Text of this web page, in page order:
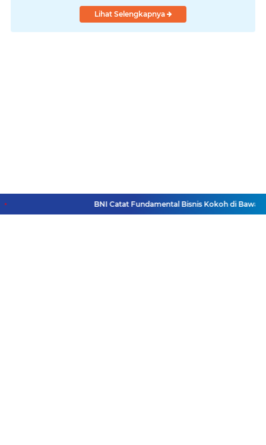
Lihat Selengkapnya
BNI Catat Fundamental Bisnis Kokoh di Bawah